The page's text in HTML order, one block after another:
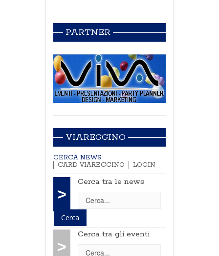
PARTNER
VIAREGGINO
CERCA NEWS
CARD VIAREGGINO
LOGIN
>
Cerca tra le news
>
Cerca tra gli eventi